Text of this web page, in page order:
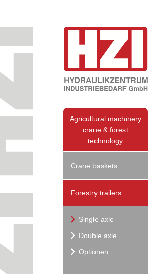
Agricultural machinery
crane & forest
technology
Crane baskets
Forestry trailers
Single axle
Double axle
Optionen